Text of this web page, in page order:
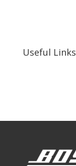
Useful Links